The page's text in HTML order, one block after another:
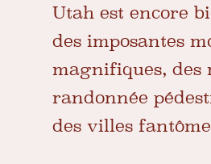
Utah est encore
des imposantes
magnifiques, des
randonnée
des villes